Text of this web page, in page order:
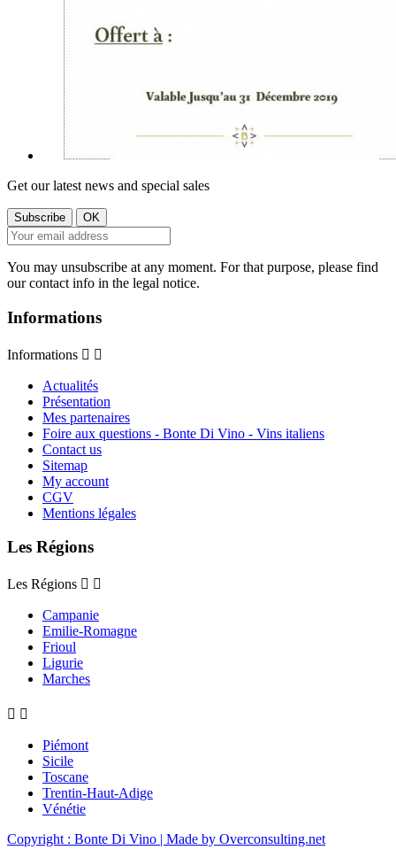
Get our latest news and special sales
You may unsubscribe at any moment. For that purpose, please find
our contact info in the legal notice.
Informations
Informations  
Actualités
Présentation
Mes partenaires
Foire aux questions - Bonte Di Vino - Vins italiens
Contact us
Sitemap
My account
CGV
Mentions légales
Les Régions
Les Régions  
Campanie
Emilie-Romagne
Frioul
Ligurie
Marches
 
Piémont
Sicile
Toscane
Trentin-Haut-Adige
Vénétie
Copyright : Bonte Di Vino | Made by Overconsulting.net